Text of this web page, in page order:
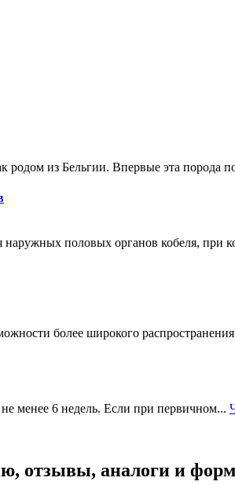
из Бельгии. Впервые эта порода
наружных половых органов кобеля, при
более широкого
менее 6 недель. Если при первичном...
отзывы, аналоги и